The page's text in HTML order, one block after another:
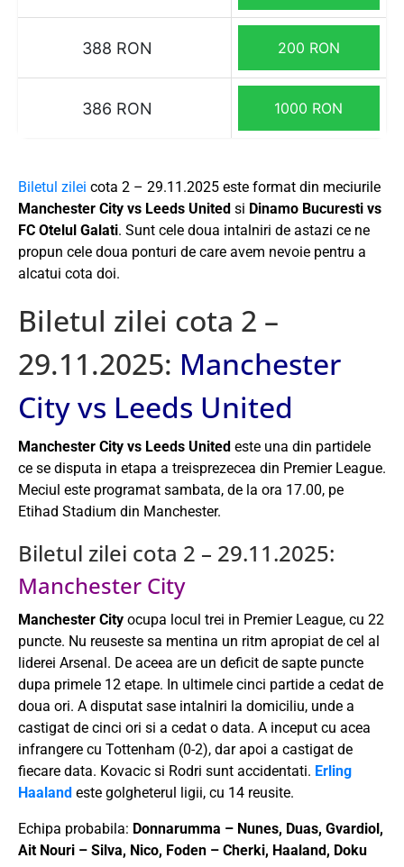
388 RON 200 RON
386 RON 1000 RON
Biletul zilei cota 2 – 29.11.2025 este format din meciurile
Manchester City vs Leeds United si Dinamo Bucuresti vs
FC Otelul Galati. Sunt cele doua intalniri de astazi ce ne
propun cele doua ponturi de care avem nevoie pentru a
alcatui cota doi.
Biletul zilei cota 2 –
29.11.2025: Manchester
City vs Leeds United
Manchester City vs Leeds United este una din partidele
ce se disputa in etapa a treisprezecea din Premier League.
Meciul este programat sambata, de la ora 17.00, pe
Etihad Stadium din Manchester.
Biletul zilei cota 2 – 29.11.2025:
Manchester City
Manchester City ocupa locul trei in Premier League, cu 22
puncte. Nu reuseste sa mentina un ritm apropiat de cel al
liderei Arsenal. De aceea are un deficit de sapte puncte
dupa primele 12 etape. In ultimele cinci partide a cedat de
doua ori. A disputat sase intalniri la domiciliu, unde a
castigat de cinci ori si a cedat o data. A inceput cu acea
infrangere cu Tottenham (0-2), dar apoi a castigat de
fiecare data. Kovacic si Rodri sunt accidentati. Erling
Haaland este golgheterul ligii, cu 14 reusite.
Echipa probabila: Donnarumma – Nunes, Duas, Gvardiol,
Ait Nouri – Silva, Nico, Foden – Cherki, Haaland, Doku